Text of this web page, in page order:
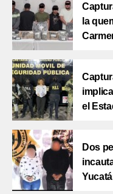
la
el
Dos